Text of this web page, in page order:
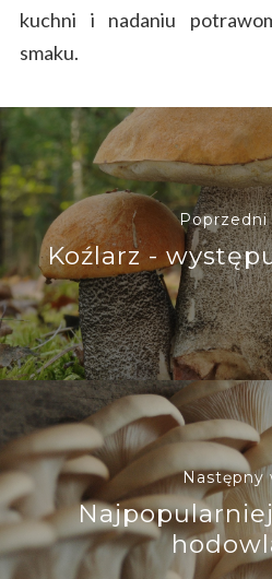
kuchni i nadaniu
smaku.
Poprzedni
Koźlarz -
Następny